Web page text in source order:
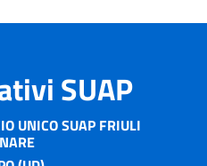
SUAP
UNICO SUAP FRIULI